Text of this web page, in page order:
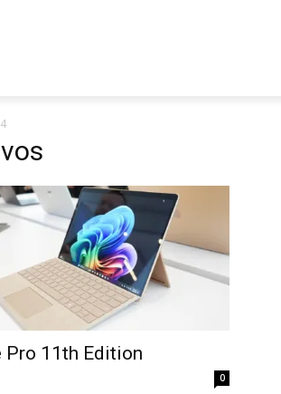
Pro 11th Edition
0